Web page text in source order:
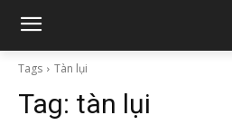
Tags Tàn lụi
Tag: tàn lụi